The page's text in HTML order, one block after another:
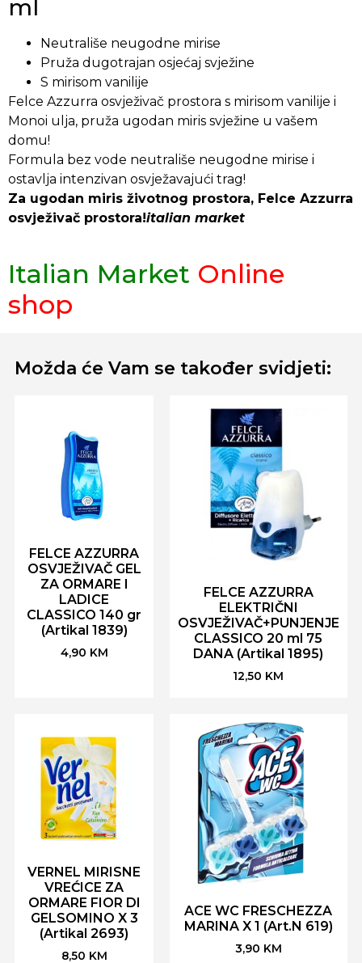
ml
Neutrališe neugodne mirise
Pruža dugotrajan osjećaj svježine
S mirisom vanilije
Felce Azzurra osvježivač prostora s mirisom vanilije i
Monoi ulja, pruža ugodan miris svježine u vašem
domu!
Formula bez vode neutrališe neugodne mirise i
ostavlja intenzivan osvježavajući trag!
Za ugodan miris životnog prostora, Felce Azzurra
osvježivač prostora!italian market
Italian Market Online
shop
Možda će Vam se također svidjeti:
FELCE AZZURRA
OSVJEŽIVAČ GEL
ZA ORMARE I
LADICE
CLASSICO 140 gr
(Artikal 1839)
4,90 KM
FELCE AZZURRA
ELEKTRIČNI
OSVJEŽIVAČ+PUNJENJE
CLASSICO 20 ml 75
DANA (Artikal 1895)
12,50 KM
VERNEL MIRISNE
VREĆICE ZA
ORMARE FIOR DI
GELSOMINO X 3
(Artikal 2693)
8,50 KM
ACE WC FRESCHEZZA
MARINA X 1 (Art.N 619)
3,90 KM